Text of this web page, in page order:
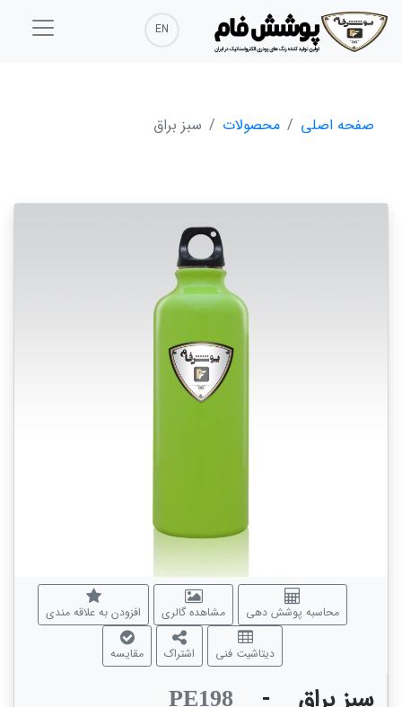
EN
صفحه اصلی محصولات سبز براق
محاسبه پوشش دهی مشاهده گالری افزودن به علاقه مندی
دیتاشیت فنی اشتراک مقایسه
PE198